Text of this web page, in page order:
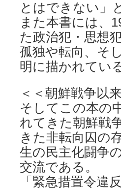
とはできない」
また本書には、
た政治犯・思想
孤独や転向、そ
明に描かれてい
＜＜朝鮮戦争以
そしてこの本の
れてきた朝鮮戦
きた非転向囚の
生の民主化闘争
交流である。
「緊急措置令違